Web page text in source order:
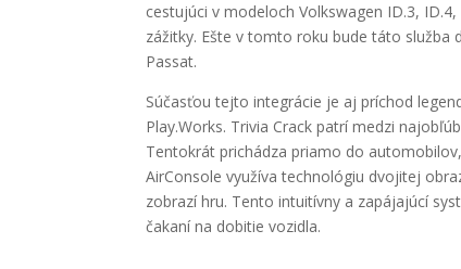
cestujúci v modeloch Volkswagen ID.3,
zážitky. Ešte v tomto roku bude táto služba
Passat.
Súčasťou tejto integrácie je aj príchod
Play.Works. Trivia Crack patrí medzi
Tentokrát prichádza priamo do
AirConsole využíva technológiu dvojitej
zobrazí hru. Tento intuitívny a zapájajúcí
čakaní na dobitie vozidla.